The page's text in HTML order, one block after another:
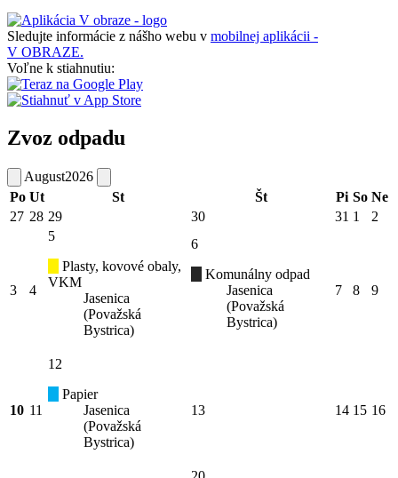
Sledujte informácie z nášho webu v mobilnej aplikácii -
V OBRAZE.
Voľne k stiahnutiu:
Zvoz odpadu
August2026
Po Ut St Št Pi So Ne
27 28 29 30 31 1 2
3 4
5
Plasty, kovové obaly,
VKM
Jasenica
(Považská
Bystrica)
6
Komunálny odpad
Jasenica
(Považská
Bystrica)
7 8 9
10 11
12
Papier
Jasenica
(Považská
Bystrica)
13 14 15 16